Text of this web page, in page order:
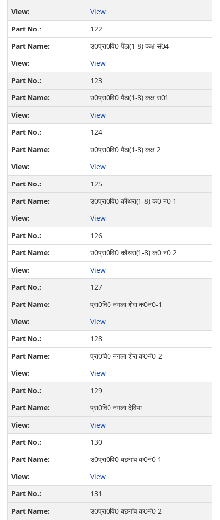
View
122
उ0प्रा0वि0 पैंठा(1-8) कक्ष सं04
View
123
उ0प्रा0वि0 पैंठा(1-8) कक्ष स01
View
124
उ0प्रा0वि0 पैंठा(1-8) कक्ष 2
View
125
उ0प्रा0वि0 कौंथरा(1-8) क0 न0 1
View
126
उ0प्रा0वि0 कौंथरा(1-8) क0 न0 2
View
127
प्रा0वि0 नगला शेरा क0नं0-1
View
128
प्रा0वि0 नगला शेरा क0नं0-2
View
129
प्रा0वि0 नगला देविया
View
130
उ0प्रा0वि0 बछगांव क0नं0 1
View
131
उ0प्रा0वि0 बछगांव क0नं0 2